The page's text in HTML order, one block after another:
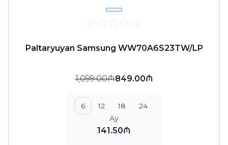
Paltaryuyan Samsung WW70A6S23TW/LP
1,099.00₼849.00₼
6 12 18
24
Ay
141.50₼